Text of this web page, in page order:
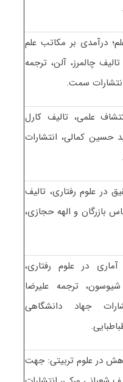
درآمدی بر مکاتب علم
چالمرز، آلن، ترجمه
انتشارات سمت.
علمی، تالیف کارل
حسین کمالی، انتشارات
در علوم رفتاری، تالیف
بازرگان و الهه حجازی،
در علوم رفتاری،
ترجمه علیرضا
جهاد دانشگاهی
در علوم تربیتی: جهت